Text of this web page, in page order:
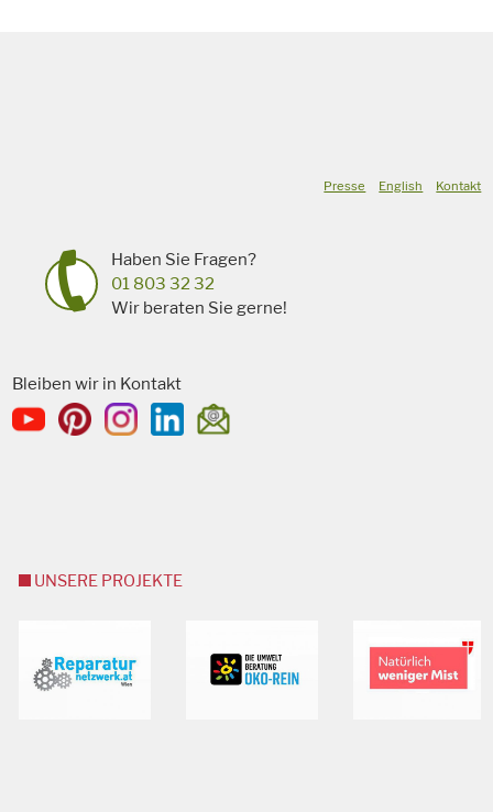
Presse English Kontakt
Haben Sie Fragen?
01 803 32 32
Wir beraten Sie gerne!
Bleiben wir in Kontakt
UNSERE PROJEKTE